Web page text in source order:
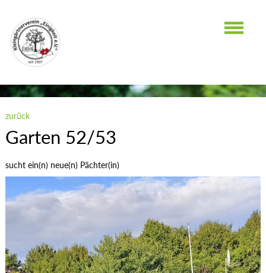
GARTEN 52/53
zurück
Garten 52/53
sucht ein(n) neue(n) Pächter(in)